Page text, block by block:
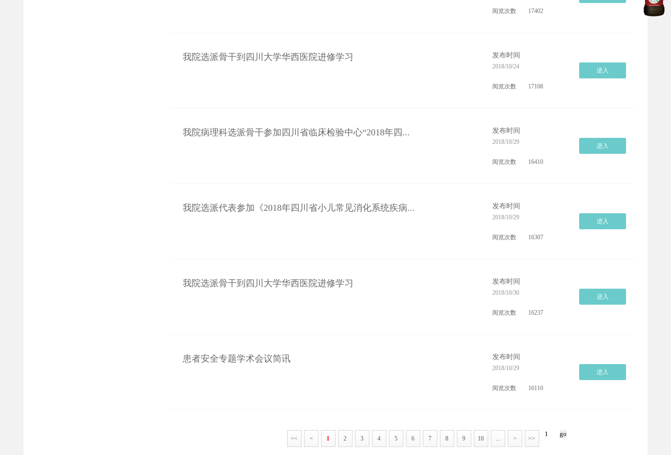
阅览次数 17402
我院选派骨干到四川大学华西医院进修学习 发布时间
2018/10/24
阅览次数 17108
进入
我院病理科选派骨干参加四川省临床检验中心“2018年四... 发布时间
2018/10/29
阅览次数 16410
进入
我院选派代表参加《2018年四川省小儿常见消化系统疾病... 发布时间
2018/10/29
阅览次数 16307
进入
我院选派骨干到四川大学华西医院进修学习 发布时间
2018/10/30
阅览次数 16237
进入
患者安全专题学术会议简讯 发布时间
2018/10/29
阅览次数 16110
进入
<< < 1 2 3 4 5 6 7 8 9 10 ... > >>